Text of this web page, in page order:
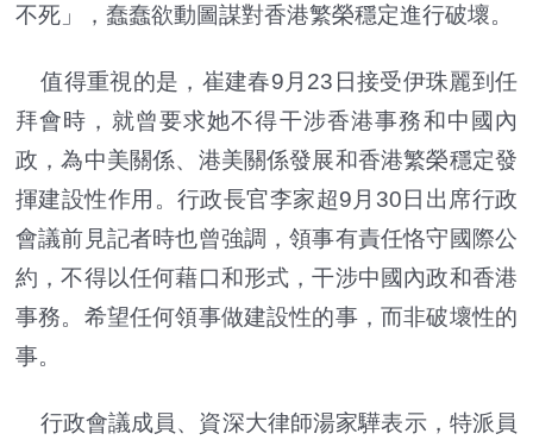
不死」，蠢蠢欲動圖謀對香港繁榮穩定進行破壞。
值得重視的是，崔建春9月23日接受伊珠麗到任
拜會時，就曾要求她不得干涉香港事務和中國內
政，為中美關係、港美關係發展和香港繁榮穩定發
揮建設性作用。行政長官李家超9月30日出席行政
會議前見記者時也曾強調，領事有責任恪守國際公
約，不得以任何藉口和形式，干涉中國內政和香港
事務。希望任何領事做建設性的事，而非破壞性的
事。
行政會議成員、資深大律師湯家驊表示，特派員